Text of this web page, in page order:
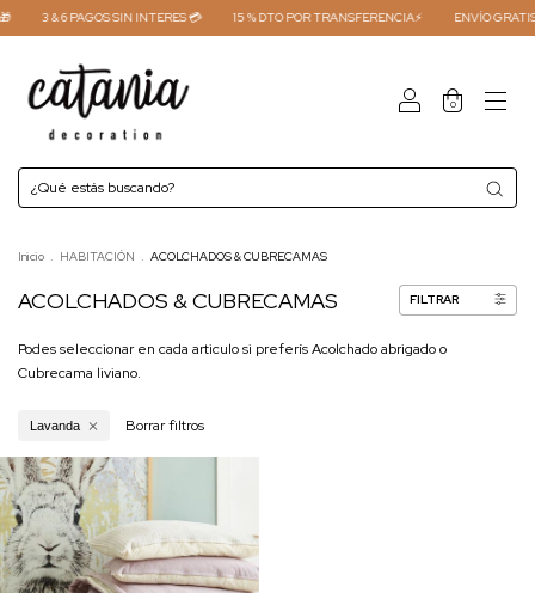
3 & 6 PAGOS SIN INTERES 💳 15 % DTO POR TRANSFERENCIA⚡ ENVÍO
0
Inicio . HABITACIÓN . ACOLCHADOS & CUBRECAMAS
ACOLCHADOS & CUBRECAMAS FILTRAR
Podes seleccionar en cada articulo si preferís Acolchado abrigado o
Cubrecama liviano.
Lavanda Borrar filtros